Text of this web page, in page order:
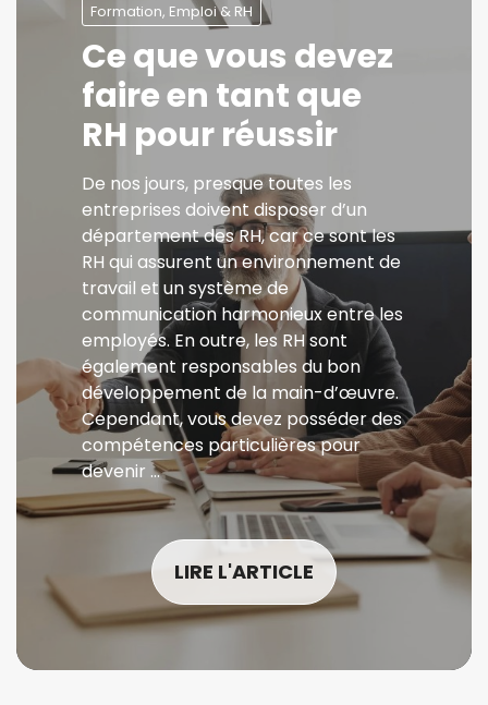
Formation, Emploi & RH
Ce que vous devez
faire en tant que
RH pour réussir
De nos jours, presque toutes les
entreprises doivent disposer d’un
département des RH, car ce sont les
RH qui assurent un environnement de
travail et un système de
communication harmonieux entre les
employés. En outre, les RH sont
également responsables du bon
développement de la main-d’œuvre.
Cependant, vous devez posséder des
compétences particulières pour
devenir …
LIRE L'ARTICLE